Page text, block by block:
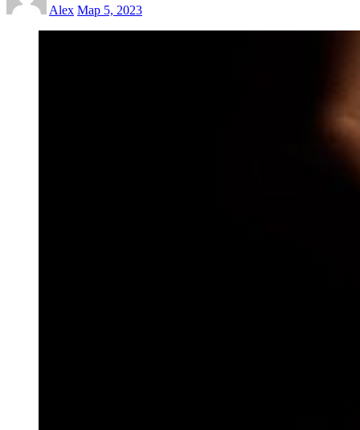
Alex Мар 5, 2023